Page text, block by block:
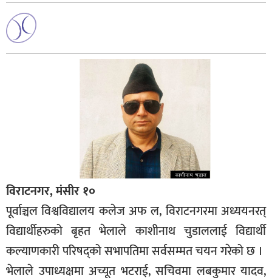
विराटनगर, मंसीर १०
पूर्वाञ्चल विश्वविद्यालय कलेज अफ ल, विराटनगरमा अध्ययनरत्
विद्यार्थीहरुको बृहत भेलाले काशीनाथ चुडाललाई विद्यार्थी
कल्याणकारी परिषद्को सभापतिमा सर्वसम्मत चयन गरेको छ ।
भेलाले उपाध्यक्षमा अच्यूत भटराई, सचिवमा लबकुमार यादव,